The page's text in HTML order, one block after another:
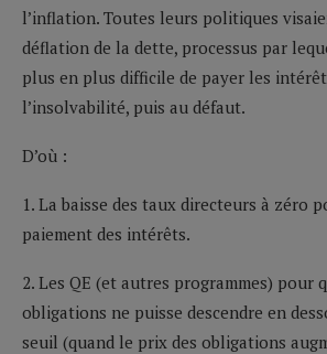
l’inflation. Toutes leurs politiques
déflation de la dette, processus par
plus en plus difficile de payer les
l’insolvabilité, puis au défaut.
D’où :
1. La baisse des taux directeurs à zéro
paiement des intérêts.
2. Les QE (et autres programmes) pour
obligations ne puisse descendre en
seuil (quand le prix des obligations